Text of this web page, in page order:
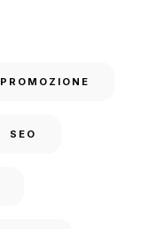
PROMOZIONE
SEO